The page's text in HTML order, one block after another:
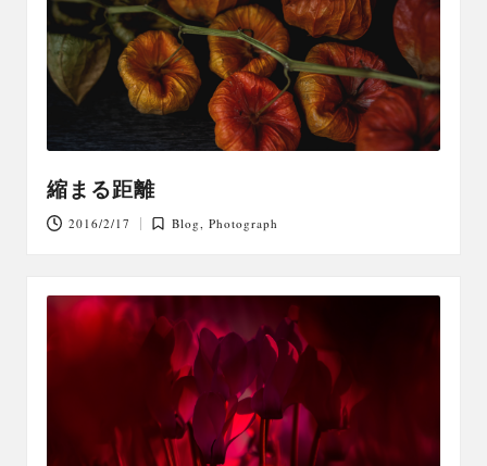
縮まる距離
2016/2/17
Posted
Blog ,Photograph